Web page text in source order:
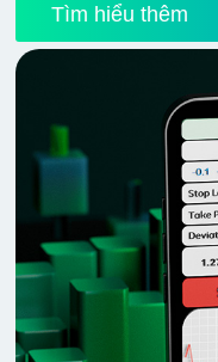
Tìm hiểu thêm